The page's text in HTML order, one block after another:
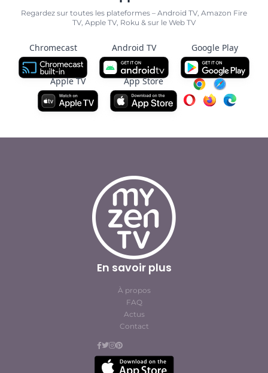
Regardez sur toutes les plateformes – Android TV, Amazon Fire
TV, Apple TV, Roku & sur le Web TV
Chromecast Android TV Google Play
Apple TV App Store
En savoir plus
À propos
FAQ
Actus
Contact